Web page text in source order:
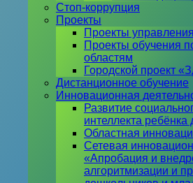
Стоп-коррупция
Проекты
Проекты
Проекты обучения
областям
Городской проект
Дистанционное обучение
Инновационная
Развитие
интеллекта ребёнка
Областная
Сетевая
«Апробация и
алгоритмизации и